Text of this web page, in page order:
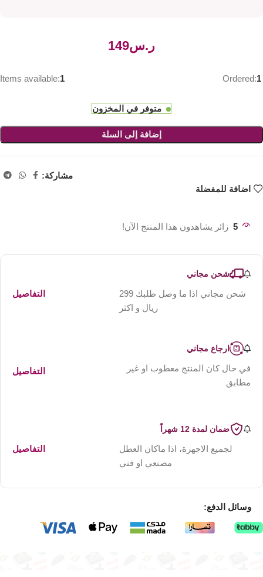
ر.س
Ordered:1
Items available:1
متوفر في المخزون
إضافة إلى السلة
مشاركة:
اضافة للمفضلة
5 زائر يشاهدون هذا المنتج الآن!
شحن مجاني
شحن مجاني اذا ما وصل طلبك 299
ريال و اكثر
التفاصيل
ارجاع مجاني
في حال كان المنتج معطوب او غير
مطابق
التفاصيل
ضمان لمدة 12 شهراً
لجميع الاجهزة، اذا ماكان العطل
مصنعي او فني
التفاصيل
وسائل الدفع: